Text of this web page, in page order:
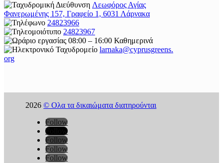
Λεωφόρος Αγίας
Φανερωμένης 157, Γραφείο 1, 6031 Λάρνακα
24823966
24823967
08:00 – 16:00 Καθημερινά
larnaka@cyprusgreens.
org
2026© Ολα τα δικαιώματα διατηρούνται
Follow
Follow
Follow
Follow
Follow